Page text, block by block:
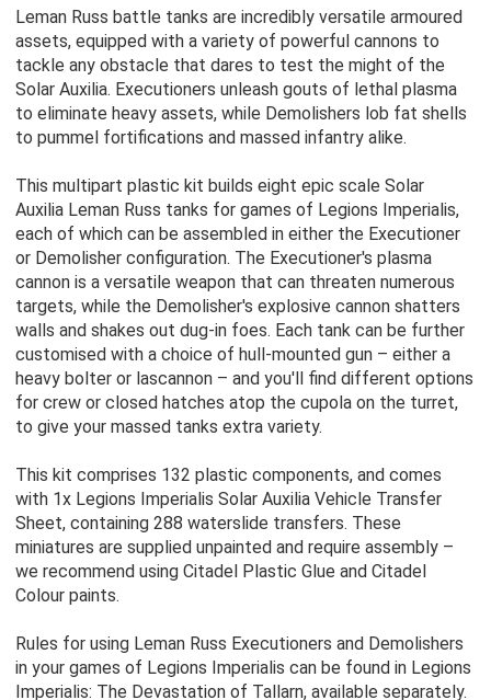
Leman Russ battle tanks are incredibly versatile armoured
assets, equipped with a variety of powerful cannons to
tackle any obstacle that dares to test the might of the
Solar Auxilia. Executioners unleash gouts of lethal plasma
to eliminate heavy assets, while Demolishers lob fat shells
to pummel fortifications and massed infantry alike.
This multipart plastic kit builds eight epic scale Solar
Auxilia Leman Russ tanks for games of Legions Imperialis,
each of which can be assembled in either the Executioner
or Demolisher configuration. The Executioner's plasma
cannon is a versatile weapon that can threaten numerous
targets, while the Demolisher's explosive cannon shatters
walls and shakes out dug-in foes. Each tank can be further
customised with a choice of hull-mounted gun – either a
heavy bolter or lascannon – and you'll find different options
for crew or closed hatches atop the cupola on the turret,
to give your massed tanks extra variety.
This kit comprises 132 plastic components, and comes
with 1x Legions Imperialis Solar Auxilia Vehicle Transfer
Sheet, containing 288 waterslide transfers. These
miniatures are supplied unpainted and require assembly –
we recommend using Citadel Plastic Glue and Citadel
Colour paints.
Rules for using Leman Russ Executioners and Demolishers
in your games of Legions Imperialis can be found in Legions
Imperialis: The Devastation of Tallarn, available separately.